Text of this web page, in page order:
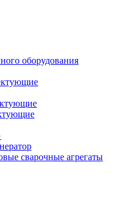
оборудования
сварочные агрегаты